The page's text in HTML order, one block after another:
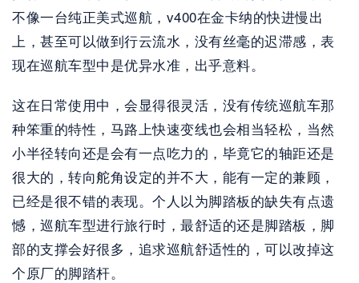
不像一台纯正美式巡航，v400在金卡纳的快进慢出
上，甚至可以做到行云流水，没有丝毫的迟滞感，表
现在巡航车型中是优异水准，出乎意料。
这在日常使用中，会显得很灵活，没有传统巡航车那
种笨重的特性，马路上快速变线也会相当轻松，当然
小半径转向还是会有一点吃力的，毕竟它的轴距还是
很大的，转向舵角设定的并不大，能有一定的兼顾，
已经是很不错的表现。个人以为脚踏板的缺失有点遗
憾，巡航车型进行旅行时，最舒适的还是脚踏板，脚
部的支撑会好很多，追求巡航舒适性的，可以改掉这
个原厂的脚踏杆。